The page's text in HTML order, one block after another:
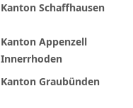
Kanton Schaffhausen
Kanton Appenzell
Innerrhoden
Kanton Graubünden